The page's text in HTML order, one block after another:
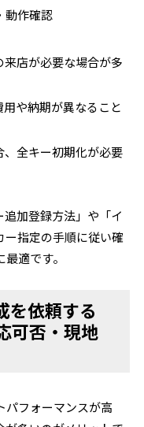
動作確認
店が必要な場合が多
や納期が異なること
全キー初期化が必要
加登録方法」や「イ
ー指定の手順に従い確
適です。
を依頼する
可否・現地
パフォーマンスが高